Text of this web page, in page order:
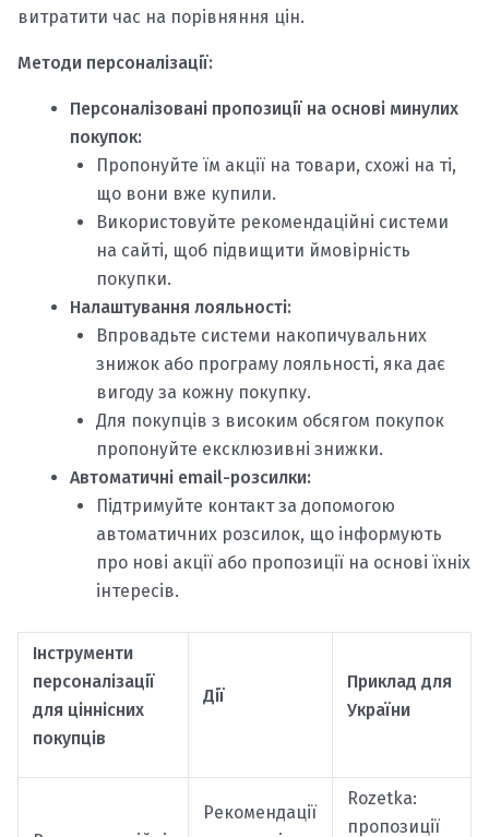
витратити час на порівняння цін.
Методи персоналізації:
Персоналізовані пропозиції на основі минулих
покупок:
Пропонуйте їм акції на товари, схожі на ті,
що вони вже купили.
Використовуйте рекомендаційні системи
на сайті, щоб підвищити ймовірність
покупки.
Налаштування лояльності:
Впровадьте системи накопичувальних
знижок або програму лояльності, яка дає
вигоду за кожну покупку.
Для покупців з високим обсягом покупок
пропонуйте ексклюзивні знижки.
Автоматичні email-розсилки:
Підтримуйте контакт за допомогою
автоматичних розсилок, що інформують
про нові акції або пропозиції на основі їхніх
інтересів.
Інструменти
персоналізації
для ціннісних
покупців
Дії
Приклад для
України
Рекомендації
Rozetka:
пропозиції